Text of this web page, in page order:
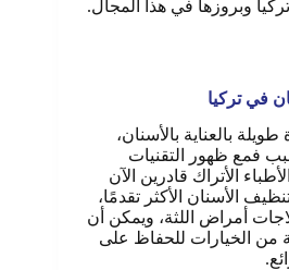
وبروزها في هذا المجال.
في تركيا
بالعناية بالأسنان،
فمع ظهور التقنيات
الأتراك قادرين الآن
الأسنان الأكثر تقدمًا،
أمراض اللثة، ويمكن أن
من الخيارات للحفاظ على